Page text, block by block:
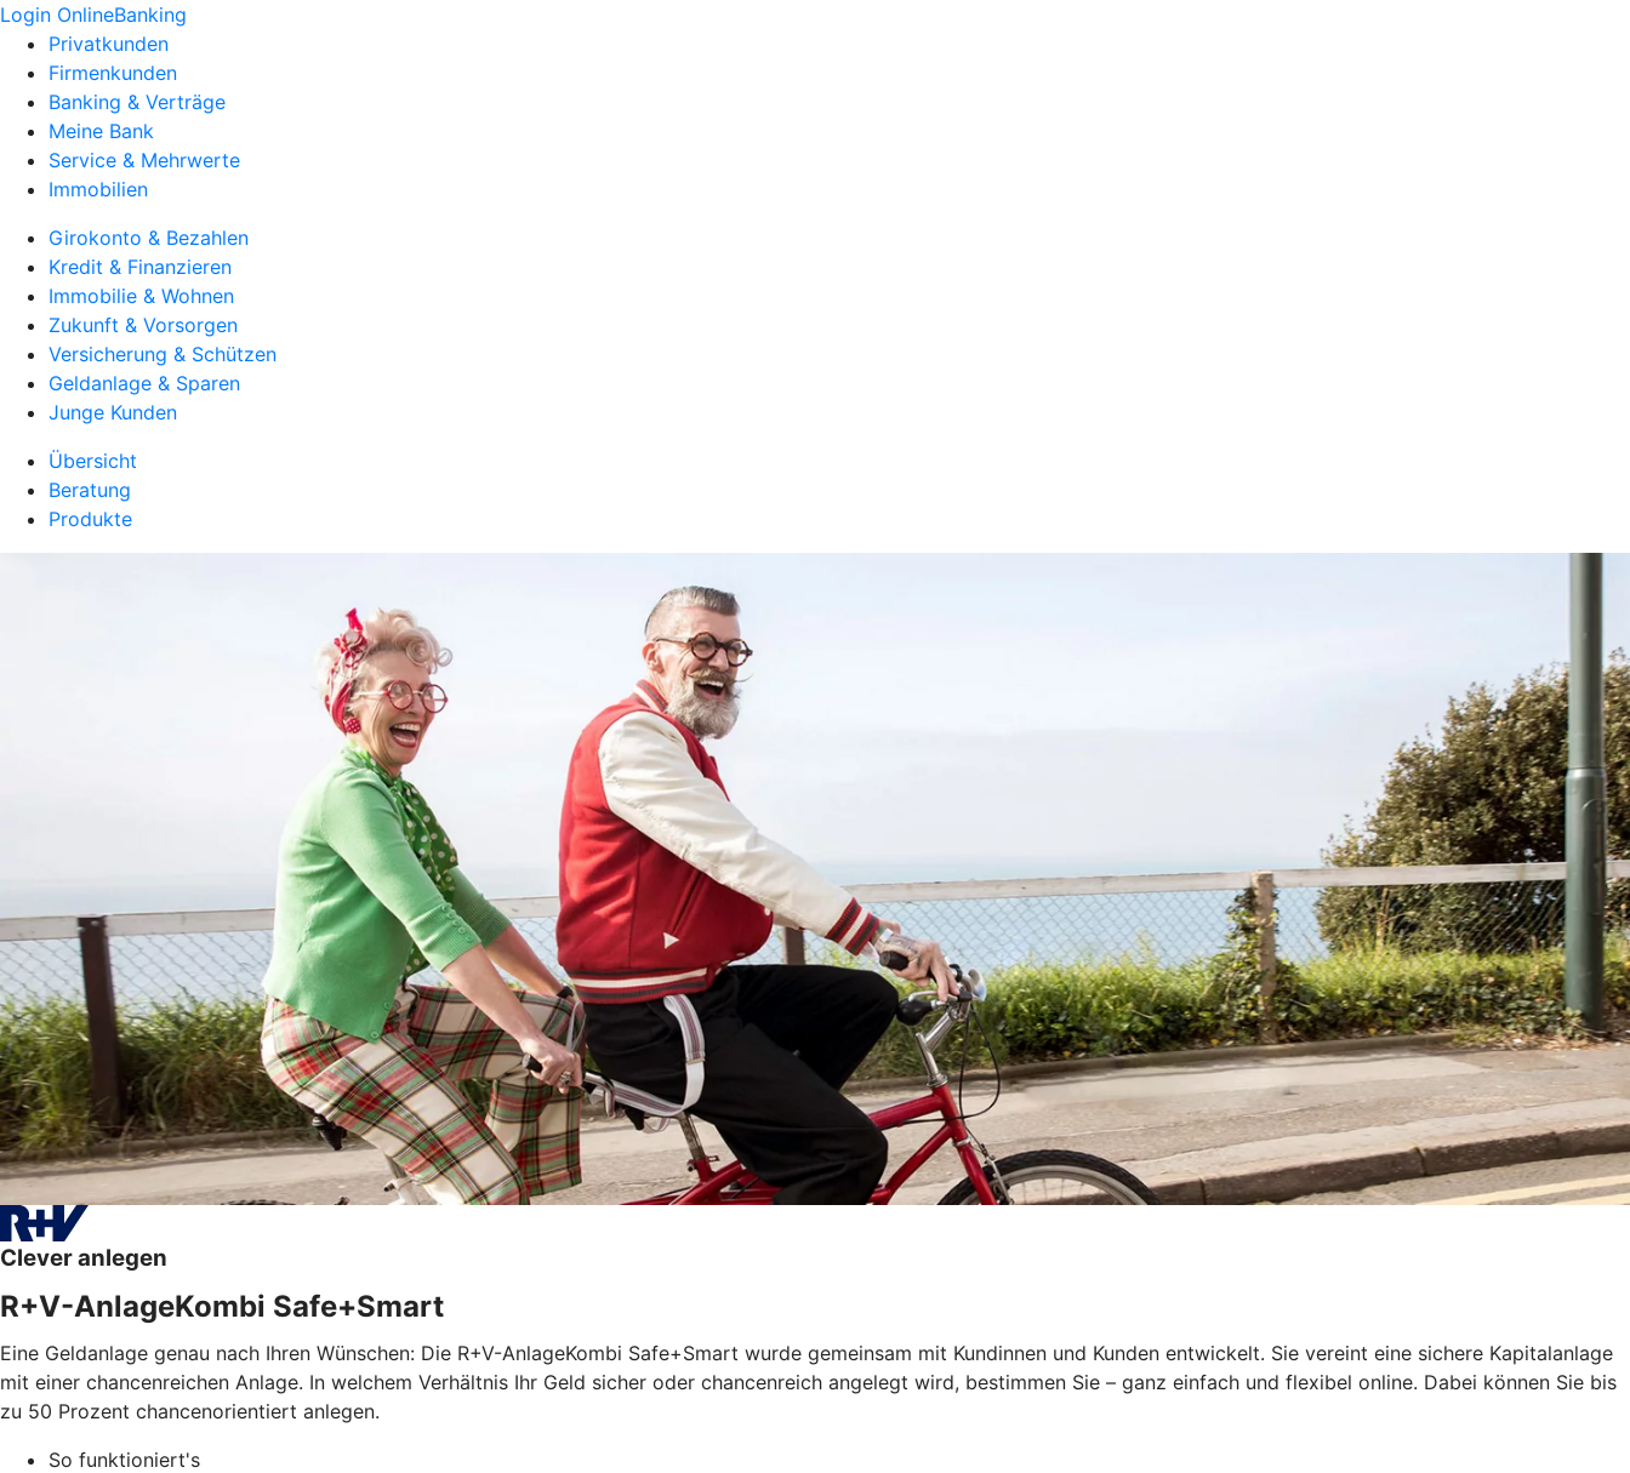
Login OnlineBanking
Privatkunden
Firmenkunden
Banking & Verträge
Meine Bank
Service & Mehrwerte
Immobilien
Girokonto & Bezahlen
Kredit & Finanzieren
Immobilie & Wohnen
Zukunft & Vorsorgen
Versicherung & Schützen
Geldanlage & Sparen
Junge Kunden
Übersicht
Beratung
Produkte
Clever anlegen
R+V-AnlageKombi Safe+Smart
Eine Geldanlage genau nach Ihren Wünschen: Die R+V-AnlageKombi Safe+Smart wurde gemeinsam mit Kundinnen und Kunden entwickelt. Sie vereint eine sichere Kapitalanlage
mit einer chancenreichen Anlage. In welchem Verhältnis Ihr Geld sicher oder chancenreich angelegt wird, bestimmen Sie – ganz einfach und flexibel online. Dabei können Sie bis
zu 50 Prozent chancenorientiert anlegen.
So funktioniert's